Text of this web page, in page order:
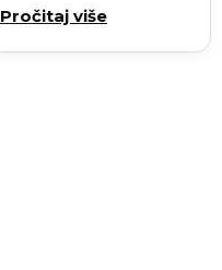
Pročitaj više